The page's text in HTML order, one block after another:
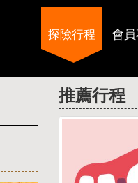
探險行程 會
推薦行程